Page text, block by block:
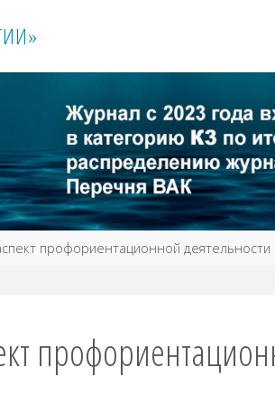
ИИ»
профориентационной деятельности